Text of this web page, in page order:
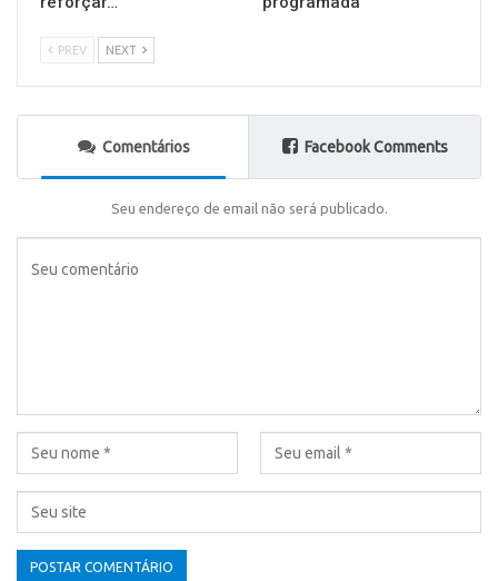
PREV NEXT
Comentários Facebook Comments
Seu endereço de email não será publicado.